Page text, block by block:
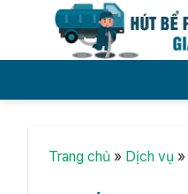
Trang chủ » Dịch vụ »